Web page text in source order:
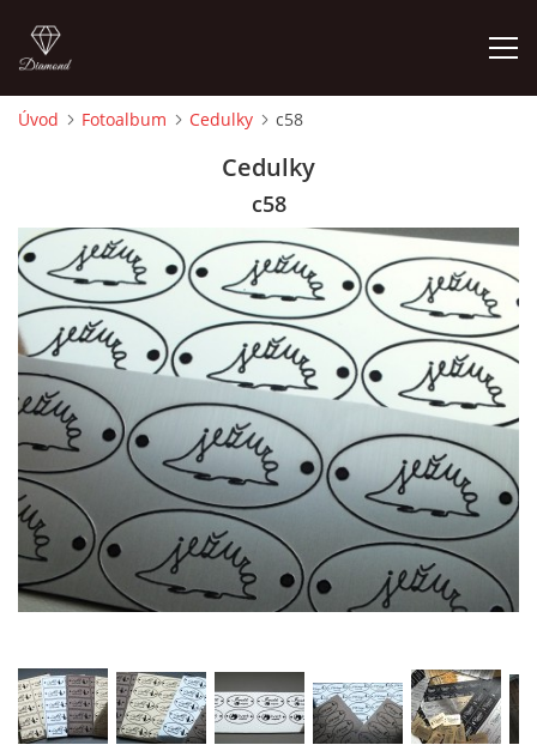
CEDULKY
MOJE POSLEDNÍ PRÁCE
jk-laguna@seznam.cz
Úvod Fotoalbum Cedulky c58
Cedulky
c58